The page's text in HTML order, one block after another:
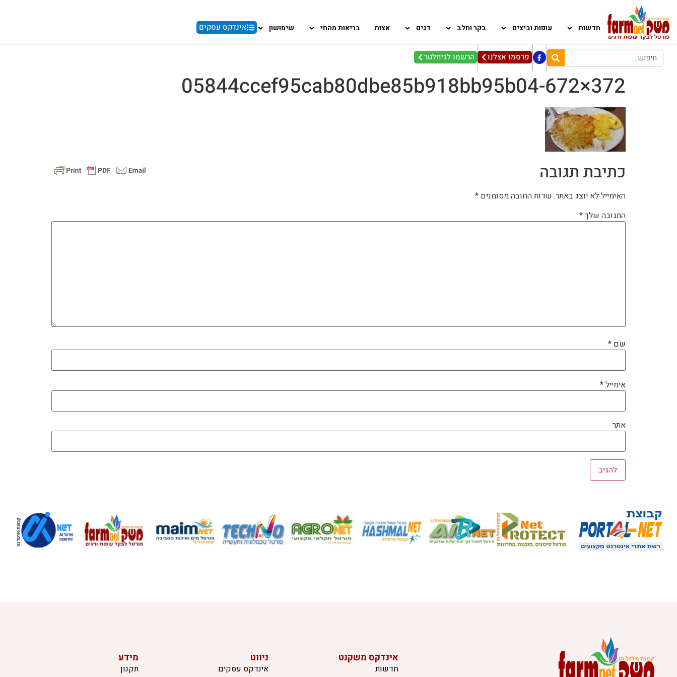
חדשות עופות וביצים בקר וחלב דגים אצות בריאות מהחי שימושון אינדקס עסקים
פרסמו אצלנו הרשמו לניוזלטר
05844ccef95cab80dbe85b918bb95b04-672×372
כתיבת תגובה
האימייל לא יוצג באתר. שדות החובה מסומנים *
התגובה שלך*
שם *
אימייל*
אתר
אינדקס משקנט
חדשות
ניווט
אינדקס עסקים
מידע
תקנון